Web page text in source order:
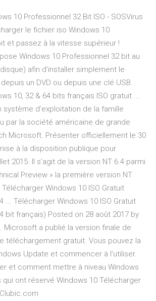
10 Professionnel 32 Bit ISO - SOSVirus
le fichier iso Windows 10
et passez à la vitesse supérieur !
Windows 10 Professionnel 32 bit au
afin d'installer simplement le
un DVD ou depuis une clé USB.
10, 32 & 64 bits français ISO gratuit ...
système d’exploitation de la famille
par la société américaine de grande
Microsoft. Présenter officiellement le 30
à la disposition publique pour
2015. Il s’agit de la version NT 6.4 parmi
Preview » la première version NT
Windows 10 ISO Gratuit
... Télécharger Windows 10 ISO Gratuit
bit français) Posted on 28 août 2017 by
Microsoft a publié la version finale de
téléchargement gratuit. Vous pouvez la
Update et commencer à l’utiliser.
et comment mettre à niveau Windows
qui ont réservé Windows 10 Télécharger